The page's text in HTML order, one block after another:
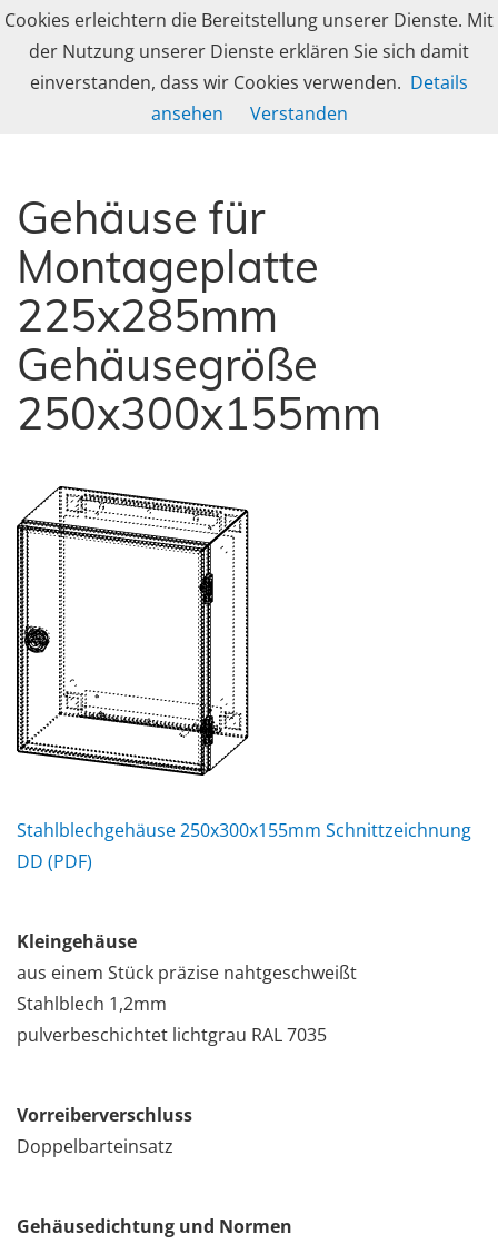
Skip to navigation
Skip to content
caleg group
Produzent und Lösungsanbieter für industrielle Gehäusetechnik,
DD-Serie – Kleingehäuse
Gehäuse für
Montageplatte
225x285mm
Gehäusegröße
250x300x155mm
Stahlblechgehäuse 250x300x155mm Schnittzeichnung
DD (PDF)
Kleingehäuse
aus einem Stück präzise nahtgeschweißt
Stahlblech 1,2mm
pulverbeschichtet lichtgrau RAL 7035
Vorreiberverschluss
Doppelbarteinsatz
Gehäusedichtung und Normen
Cookies erleichtern die Bereitstellung unserer Dienste. Mit
der Nutzung unserer Dienste erklären Sie sich damit
einverstanden, dass wir Cookies verwenden. Details
ansehen
Verstanden